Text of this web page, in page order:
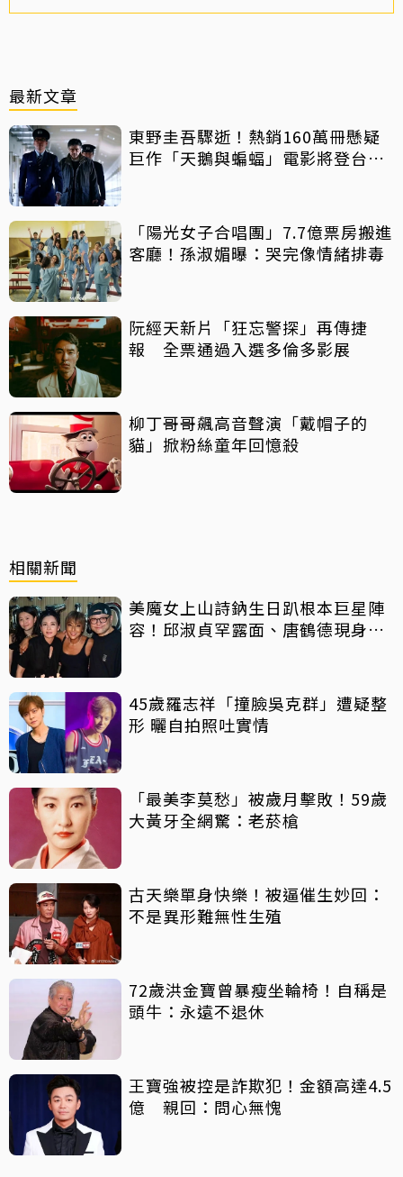
最新文章
東野圭吾驟逝！熱銷160萬冊懸疑
巨作「天鵝與蝙蝠」電影將登台上
「陽光女子合唱團」7.7億票房搬進
客廳！孫淑媚曝：哭完像情緒排毒
阮經天新片「狂忘警探」再傳捷
報 全票通過入選多倫多影展
柳丁哥哥飆高音聲演「戴帽子的
貓」掀粉絲童年回憶殺
相關新聞
美魔女上山詩鈉生日趴根本巨星陣
容！邱淑貞罕露面、唐鶴德現身給
45歲羅志祥「撞臉吳克群」遭疑整
形 曬自拍照吐實情
「最美李莫愁」被歲月擊敗！59歲
大黃牙全網驚：老菸槍
古天樂單身快樂！被逼催生妙回：
不是異形難無性生殖
72歲洪金寶曾暴瘦坐輪椅！自稱是
頭牛：永遠不退休
王寶強被控是詐欺犯！金額高達4.5
億 親回：問心無愧